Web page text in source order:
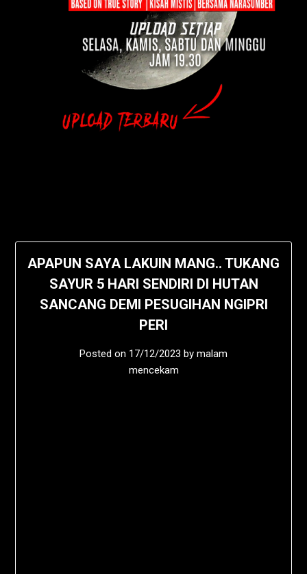
APAPUN SAYA LAKUIN MANG.. TUKANG
SAYUR 5 HARI SENDIRI DI HUTAN
SANCANG DEMI PESUGIHAN NGIPRI
PERI
Posted on 17/12/2023 by malam
mencekam